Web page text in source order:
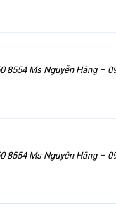
8554 Ms Nguyễn Hằng –
8554 Ms Nguyễn Hằng –